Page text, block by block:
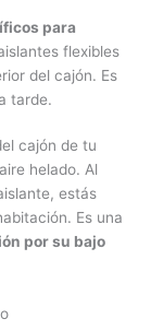
para
flexibles
del cajón. Es
tarde.
cajón de tu
helado. Al
estás
Es una
por su bajo